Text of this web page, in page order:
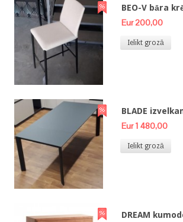
BEO-V bāra
Eur 200,00
Ielikt grozā
BLADE
Eur 1 480,00
Ielikt grozā
DREAM